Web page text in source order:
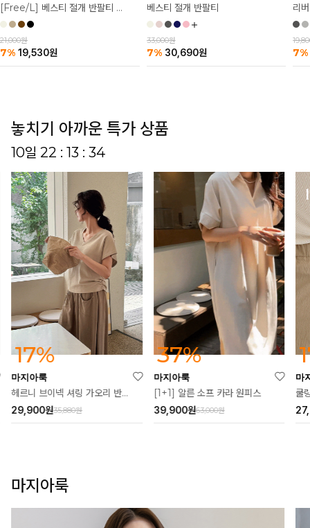
[Free/L] 베스티 절개 반팔티 2탄
21,000원
7% 19,530원
베스티 절개 반팔티
33,000원
7% 30,690원
리
7%
놓치기 아까운 특가 상품
10일 22 : 13 : 27
17%
마지아룩
헤르니 브이넥 셔링 가오리 반팔티
35,880원
29,900원
37%
마지아룩
[1+1] 알른 소프 카라 원피스
63,000원
39,900원
마
쿨
마지아룩